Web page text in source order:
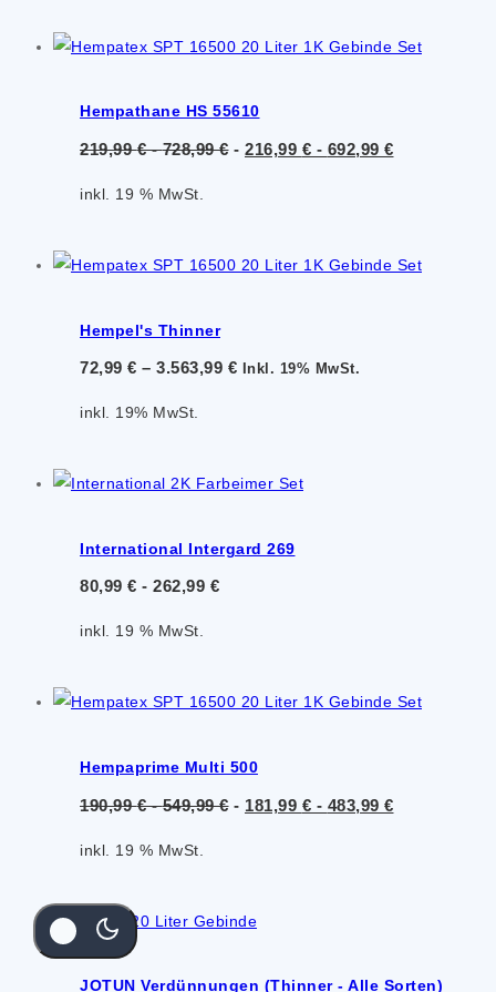
Hempathane HS 55610
219,99€-728,99€- 216,99 € - 692,99 €
inkl. 19 % MwSt.
Hempel's Thinner
72,99 € – 3.563,99 € Inkl. 19% MwSt.
inkl. 19% MwSt.
International Intergard 269
80,99 € - 262,99 €
inkl. 19 % MwSt.
Hempaprime Multi 500
190,99€-549,99€- 181,99 € - 483,99 €
inkl. 19 % MwSt.
JOTUN Verdünnungen (Thinner - Alle Sorten)